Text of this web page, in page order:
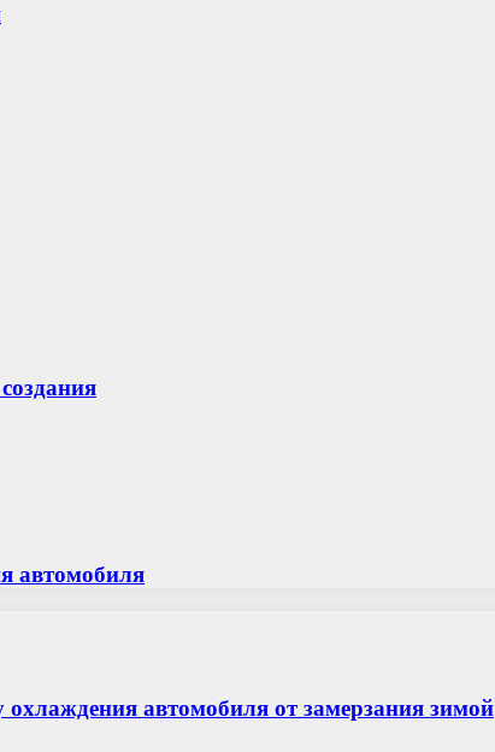
автомобиля
автомобиля от замерзания зимой